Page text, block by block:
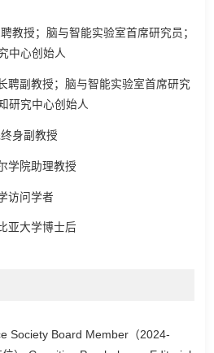
教授；脑与智能实验室首席研究员；
中心创始人
聘副教授；脑与智能实验室首席研究
研究中心创始人
身副教授
学院助理教授
访问学者
亚大学博士后
Society Board Member（2024-